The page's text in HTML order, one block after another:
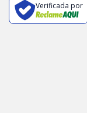
Verificada por